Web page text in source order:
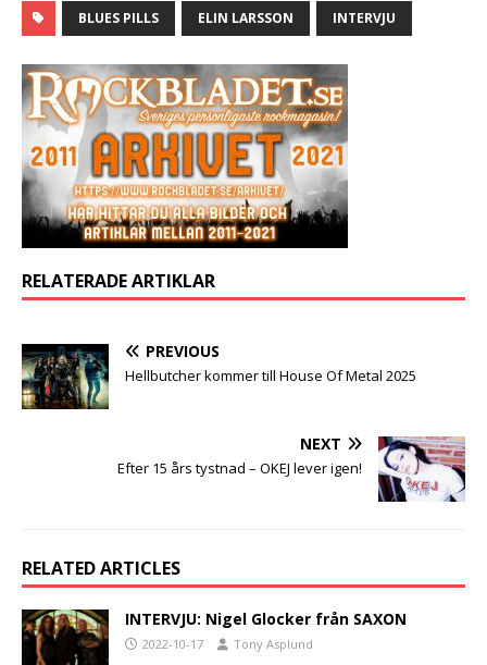
BLUES PILLS ELIN LARSSON INTERVJU
RELATERADE ARTIKLAR
PREVIOUS
Hellbutcher kommer till House Of Metal 2025
NEXT
Efter 15 års tystnad – OKEJ lever igen!
RELATED ARTICLES
INTERVJU: Nigel Glocker från SAXON
2022-10-17 Tony Asplund